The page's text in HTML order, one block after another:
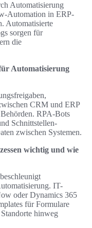
Automatisierung
Automation in ERP-
Automatisierte
sorgen für
die
Automatisierung
CRM und ERP
RPA-Bots
Schnittstellen-
zwischen Systemen.
wichtig und wie
IT-
oder Dynamics 365
für Formulare
hinweg